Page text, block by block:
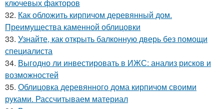
ключевых факторов
32. Как обложить кирпичом деревянный дом.
Преимущества каменной облицовки
33. Узнайте, как открыть балконную дверь без помощи
специалиста
34. Выгодно ли инвестировать в ИЖС: анализ рисков и
возможностей
35. Облицовка деревянного дома кирпичом своими
руками. Рассчитываем материал